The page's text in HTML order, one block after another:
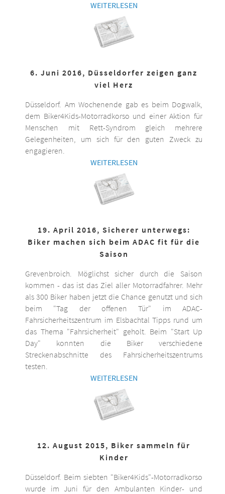
WEITERLESEN
6. Juni 2016, Düsseldorfer zeigen ganz
viel Herz
Düsseldorf. Am Wochenende gab es beim Dogwalk,
dem Biker4Kids-Motorradkorso und einer Aktion für
Menschen mit Rett-Syndrom gleich mehrere
Gelegenheiten, um sich für den guten Zweck zu
engagieren.
WEITERLESEN
19. April 2016, Sicherer unterwegs:
Biker machen sich beim ADAC fit für die
Saison
Grevenbroich. Möglichst sicher durch die Saison
kommen - das ist das Ziel aller Motorradfahrer. Mehr
als 300 Biker haben jetzt die Chance genutzt und sich
beim "Tag der offenen Tür" im ADAC-
Fahrsicherheitszentrum im Elsbachtal Tipps rund um
das Thema "Fahrsicherheit" geholt. Beim "Start Up
Day" konnten die Biker verschiedene
Streckenabschnitte des Fahrsicherheitszentrums
testen.
WEITERLESEN
12. August 2015, Biker sammeln für
Kinder
Düsseldorf. Beim siebten "Biker4Kids"-Motorradkorso
wurde im Juni für den Ambulanten Kinder- und